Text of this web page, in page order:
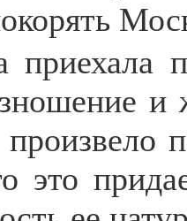
и
произвело
это